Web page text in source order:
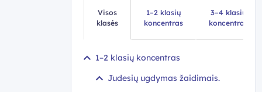
Visos
klasės
1–2 klasių
koncentras
3–4 klasių
koncentras
1–2 klasių koncentras
Judesių ugdymas žaidimais.